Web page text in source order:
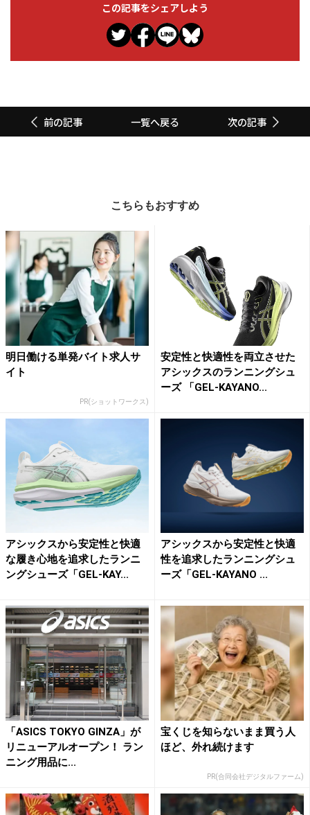
この記事をシェアしよう
前の記事 一覧へ戻る 次の記事
こちらもおすすめ
明日働ける単発バイト求人サ
イト
PR(ショットワークス)
安定性と快適性を両立させた
アシックスのランニングシュ
ーズ 「GEL-KAYANO...
アシックスから安定性と快適
な履き心地を追求したランニ
ングシューズ「GEL-KAY...
アシックスから安定性と快適
性を追求したランニングシュ
ーズ「GEL-KAYANO ...
「ASICS TOKYO GINZA」が
リニューアルオープン！ ラン
ニング用品に...
宝くじを知らないまま買う人
ほど、外れ続けます
PR(合同会社デジタルファーム)